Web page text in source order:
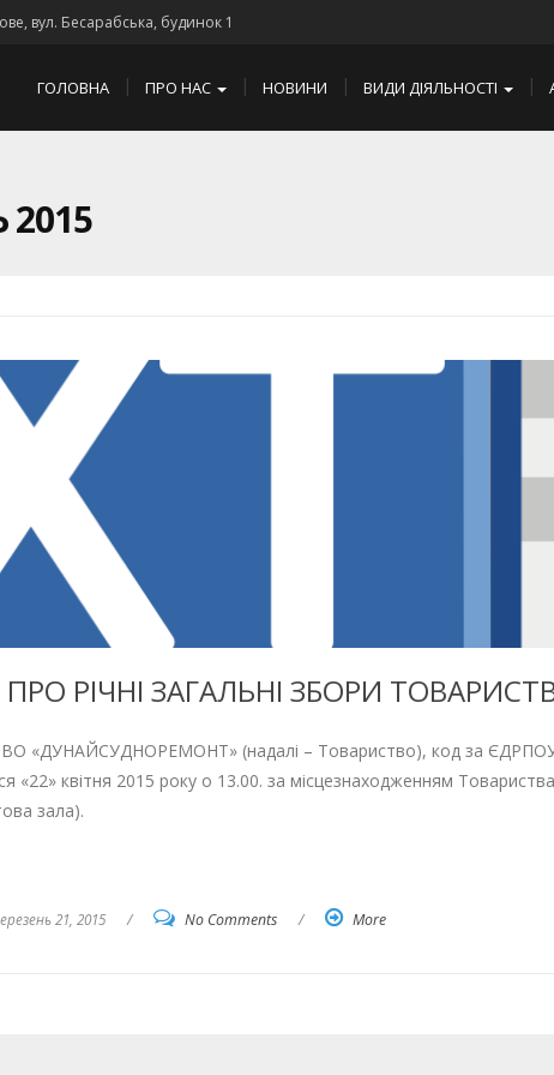
вул. Бесарабська, будинок 1
ГОЛОВНА ПРО НАС НОВИНИ ВИДИ ДІЯЛЬНОСТІ
2015
РІЧНІ ЗАГАЛЬНІ ЗБОРИ
(надалі – Товариство), код за ЄДРПОУ
«22» квітня 2015 року о 13.00. за місцезнаходженням
зала).
21, 2015 / No Comments / More